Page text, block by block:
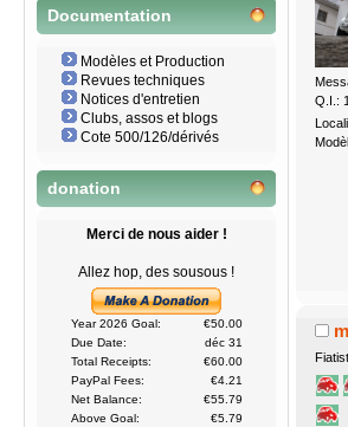
Documentation
Modèles et Production
Revues techniques
Notices d'entretien
Clubs, assos et blogs
Cote 500/126/dérivés
donation
Merci de nous aider !
Allez hop, des sousous !
Year 2026 Goal:
€50.00
Due Date:
déc 31
Total Receipts:
€60.00
PayPal Fees:
€4.21
Net Balance:
€55.79
Above Goal:
€5.79
Q.I.: 1